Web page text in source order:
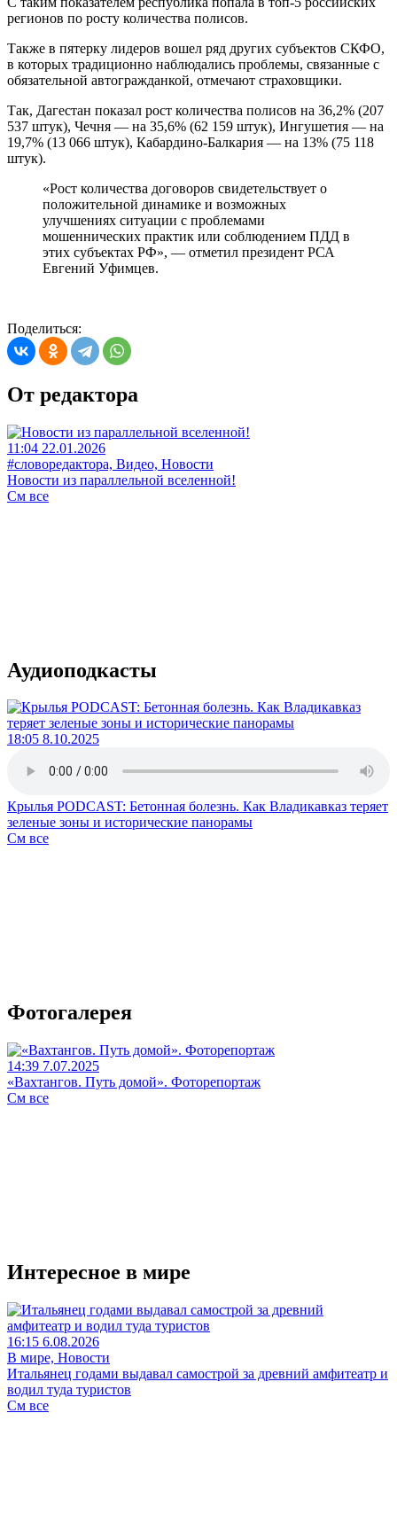
регионов по росту количества полисов.
Также в пятерку лидеров вошел ряд других субъектов СКФО,
в которых традиционно наблюдались проблемы, связанные с
обязательной автогражданкой, отмечают страховщики.
Так, Дагестан показал рост количества полисов на 36,2% (207
537 штук), Чечня — на 35,6% (62 159 штук), Ингушетия — на
19,7% (13 066 штук), Кабардино-Балкария — на 13% (75 118
штук).
«Рост количества договоров свидетельствует о
положительной динамике и возможных
улучшениях ситуации с проблемами
мошеннических практик или соблюдением ПДД в
этих субъектах РФ», — отметил президент РСА
Евгений Уфимцев.
Поделиться:
От редактора
11:04 22.01.2026
#словоредактора, Видео, Новости
Новости из параллельной вселенной!
См все
Аудиоподкасты
18:05 8.10.2025
Крылья PODCAST: Бетонная болезнь. Как Владикавказ теряет
зеленые зоны и исторические панорамы
См все
Фотогалерея
14:39 7.07.2025
«Вахтангов. Путь домой». Фоторепортаж
См все
Интересное в мире
16:15 6.08.2026
В мире, Новости
Итальянец годами выдавал самострой за древний амфитеатр и
водил туда туристов
См все